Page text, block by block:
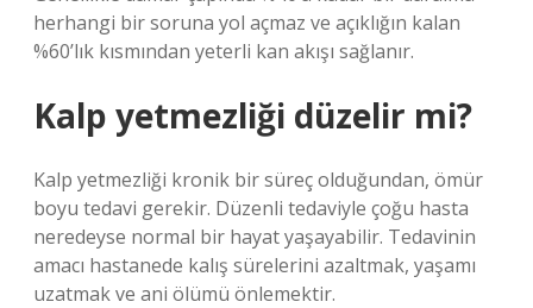
herhangi bir soruna yol açmaz ve açıklığın kalan
%60’lık kısmından yeterli kan akışı sağlanır.
Kalp yetmezliği düzelir mi?
Kalp yetmezliği kronik bir süreç olduğundan, ömür
boyu tedavi gerekir. Düzenli tedaviyle çoğu hasta
neredeyse normal bir hayat yaşayabilir. Tedavinin
amacı hastanede kalış sürelerini azaltmak, yaşamı
uzatmak ve ani ölümü önlemektir.